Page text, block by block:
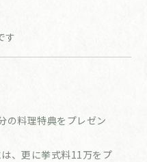
す
の料理特典をプレゼン
、更に挙式料11万をプ